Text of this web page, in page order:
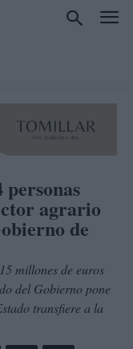
personas
agrario
de
millones de euros
del Gobierno pone
transfiere a la